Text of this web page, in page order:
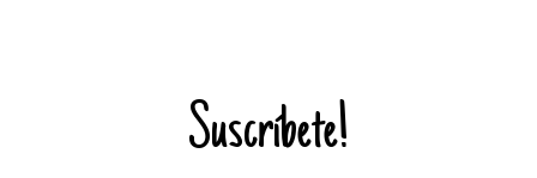
Suscríbete!